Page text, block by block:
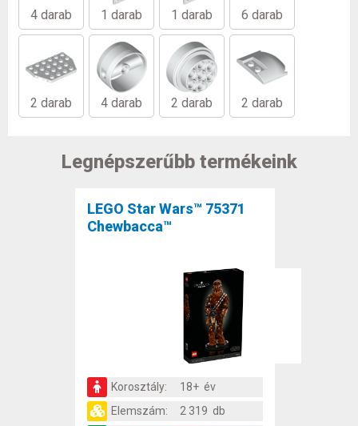
4 darab 1 darab 1 darab 6 darab
2 darab 4 darab 2 darab 2 darab
Legnépszerűbb termékeink
LEGO Star Wars™ 75371
Chewbacca™
Korosztály:
18+ év
Elemszám:
2 319 db